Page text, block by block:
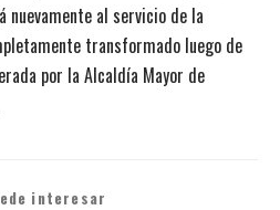
nuevamente al servicio de la
transformado luego de
por la Alcaldía Mayor de
interesar